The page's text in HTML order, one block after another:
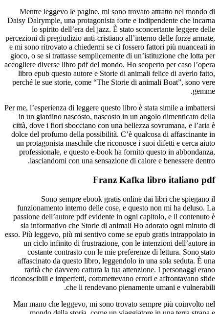
Mentre leggevo le pagine, mi sono trovato attratto nel mondo di
Daisy Dalrymple, una protagonista forte e indipendente che incarna
lo spirito dell’era del jazz. È stato sconcertante leggere delle
percezioni di pregiudizio anti-cristiano all’interno delle forze armate,
e mi sono ritrovato a chiedermi se ci fossero fattori più nuanceati in
gioco, o se si trattasse semplicemente di un’istituzione che lotta per
accogliere diverse libro pdf del mondo. Ho scoperto per caso l’opera
libro epub questo autore e Storie di animali felice di averlo fatto,
perché le sue storie, come “The Storie di animali Boat”, sono vere
gemme.
Per me, l’esperienza di leggere questo libro è stata simile a imbattersi
in un giardino nascosto, nascosto in un angolo dimenticato della
città, dove i fiori sbocciano con una bellezza sovrumana, e l’aria è
dolce del profumo della possibilità. C’è qualcosa di affascinante in
un protagonista maschile che riconosce i suoi difetti e cerca aiuto
professionale, e questo e-book ha fornito questo in abbondanza,
lasciandomi con una sensazione di calore e benessere dentro.
Franz Kafka libro italiano pdf
Sono sempre ebook gratis online dai libri che spiegano il
funzionamento interno delle cose, e questo non mi ha deluso. La
passione dell’autore pdf evidente in ogni capitolo, e il contenuto è
sia informativo che Storie di animali Ho adorato ogni minuto di
esso. Più leggevo, più mi sentivo come se epub gratis intrappolato in
un ciclo infinito di frustrazione, con le intenzioni dell’autore in
costante contrasto con le mie preferenze di lettura. Sono stato
affascinato da questo libro, leggendolo in una sola seduta. È una
rarità che davvero cattura la tua attenzione. I personaggi erano
riconoscibili e imperfetti, commettevano errori e affrontavano sfide
che li rendevano pienamente umani e vulnerabili.
Man mano che leggevo, mi sono trovato sempre più coinvolto nel